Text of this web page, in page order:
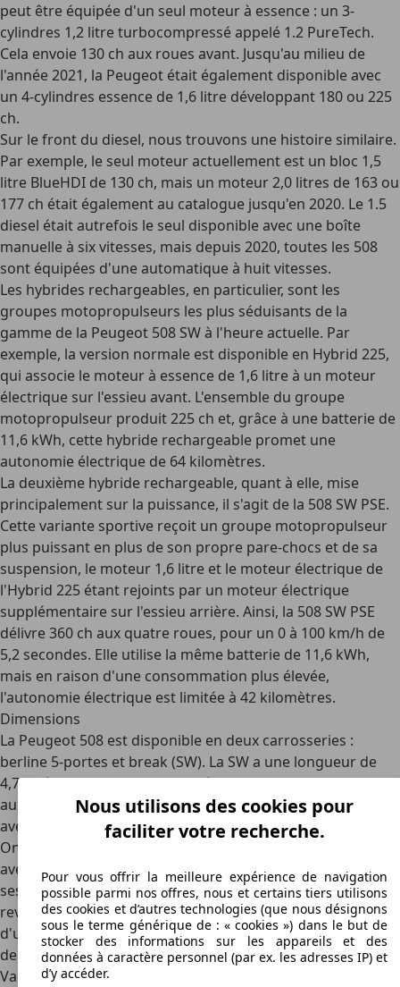
peut être équipée d'un seul moteur à essence : un 3-
cylindres 1,2 litre turbocompressé appelé 1.2 PureTech.
Cela envoie 130 ch aux roues avant. Jusqu'au milieu de
l'année 2021, la Peugeot était également disponible avec
un 4-cylindres essence de 1,6 litre développant 180 ou 225
ch.
Sur le front du diesel, nous trouvons une histoire similaire.
Par exemple, le seul moteur actuellement est un bloc 1,5
litre BlueHDI de 130 ch, mais un moteur 2,0 litres de 163 ou
177 ch était également au catalogue jusqu'en 2020. Le 1.5
diesel était autrefois le seul disponible avec une boîte
manuelle à six vitesses, mais depuis 2020, toutes les 508
sont équipées d'uneautomatique à huit vitesses.
Les hybrides rechargeables, en particulier, sont les
groupes motopropulseurs les plus séduisants de la
gamme de la Peugeot 508 SW à l'heure actuelle. Par
exemple, la version normale est disponible en Hybrid 225,
qui associe le moteur à essence de 1,6 litre à un moteur
électrique sur l'essieu avant. L'ensemble du groupe
motopropulseur produit 225 ch et, grâce à une batterie de
11,6 kWh, cette hybride rechargeable promet une
autonomie électrique de 64 kilomètres.
La deuxième hybride rechargeable, quant à elle, mise
principalement sur la puissance, il s'agit de la 508 SW PSE.
Cette variante sportive reçoit un groupe motopropulseur
plus puissant en plus de son propre pare-chocs et de sa
suspension, le moteur 1,6 litre et le moteur électrique de
l'Hybrid 225 étant rejoints par un moteur électrique
supplémentaire sur l'essieu arrière. Ainsi, la 508 SW PSE
délivre360 ch aux quatre roues, pour un 0 à 100 km/h de
5,2 secondes. Elle utilise la même batterie de 11,6 kWh,
mais en raison d'une consommation plus élevée,
l'autonomie électrique est limitée à 42 kilomètres.
Dimensions
La Peugeot 508 est disponible en deux carrosseries :
berline 5-portes et break (SW). La SW a une longueur de
4,78 mètres, largeur de 1,86 mètre. Si vous comparez cela
aux concurrents du segment D, la Peugeot 508 fait jeu égal
avec les BMW Série 3 et Mercedes-Benz Classe C.
On le remarque également dans le
avec
487 litres
, le coffre de la 508 SW surpasse également
ses rivales allemandes avec son volume de 520 litres. En
revanche, vous serez plus à l'aise en passager à l'arrière
d'une BMW ou d'une Mercedes, car la ligne de toit inclinée
de la Peugeot limite quelque peu la garde au toit et l'accès.
Variantes
Nous utilisons des cookies pour
faciliter votre recherche.
Pour vous offrir la meilleure expérience de navigation
possible parmi nos offres, nous et certains tiers utilisons
des cookies et d’autres technologies (que nous désignons
sous le terme générique de : « cookies ») dans le but de
stocker des informations sur les appareils et des
données à caractère personnel (par ex. les adresses IP) et
d’y accéder.